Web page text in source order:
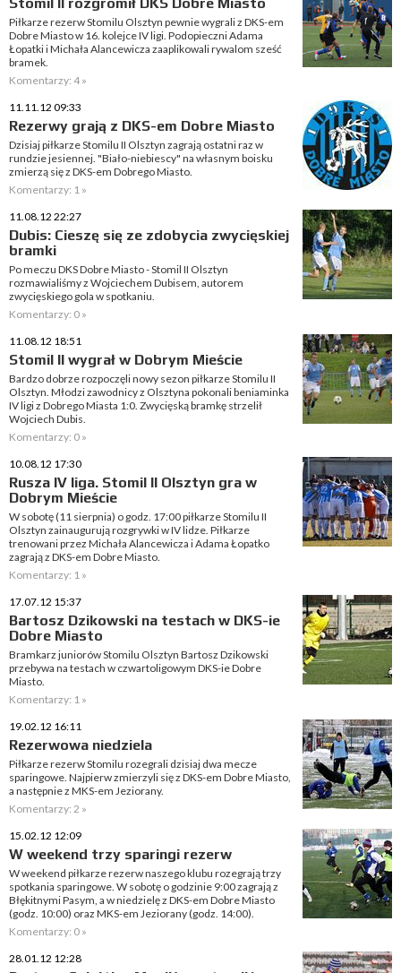
Piłkarze rezerw Stomilu Olsztyn pewnie wygrali z DKS-em
Dobre Miasto w 16. kolejce IV ligi. Podopieczni Adama
Łopatki i Michała Alancewicza zaaplikowali rywalom sześć
bramek.
Komentarzy: 4 »
11.11.12 09:33
Rezerwy grają z DKS-em Dobre Miasto
Dzisiaj piłkarze Stomilu II Olsztyn zagrają ostatni raz w
rundzie jesiennej. "Biało-niebiescy" na własnym boisku
zmierzą się z DKS-em Dobrego Miasto.
Komentarzy: 1 »
11.08.12 22:27
Dubis: Cieszę się ze zdobycia zwycięskiej
bramki
Po meczu DKS Dobre Miasto - Stomil II Olsztyn
rozmawialiśmy z Wojciechem Dubisem, autorem
zwycięskiego gola w spotkaniu.
Komentarzy: 0 »
11.08.12 18:51
Stomil II wygrał w Dobrym Mieście
Bardzo dobrze rozpoczęli nowy sezon piłkarze Stomilu II
Olsztyn. Młodzi zawodnicy z Olsztyna pokonali beniaminka
IV ligi z Dobrego Miasta 1:0. Zwycięską bramkę strzelił
Wojciech Dubis.
Komentarzy: 0 »
10.08.12 17:30
Rusza IV liga. Stomil II Olsztyn gra w
Dobrym Mieście
W sobotę (11 sierpnia) o godz. 17:00 piłkarze Stomilu II
Olsztyn zainaugurują rozgrywki w IV lidze. Piłkarze
trenowani przez Michała Alancewicza i Adama Łopatko
zagrają z DKS-em Dobre Miasto.
Komentarzy: 1 »
17.07.12 15:37
Bartosz Dzikowski na testach w DKS-ie
Dobre Miasto
Bramkarz juniorów Stomilu Olsztyn Bartosz Dzikowski
przebywa na testach w czwartoligowym DKS-ie Dobre
Miasto.
Komentarzy: 1 »
19.02.12 16:11
Rezerwowa niedziela
Piłkarze rezerw Stomilu rozegrali dzisiaj dwa mecze
sparingowe. Najpierw zmierzyli się z DKS-em Dobre Miasto,
a następnie z MKS-em Jeziorany.
Komentarzy: 2 »
15.02.12 12:09
W weekend trzy sparingi rezerw
W weekend piłkarze rezerw naszego klubu rozegrają trzy
spotkania sparingowe. W sobotę o godzinie 9:00 zagrają z
Błękitnymi Pasym, a w niedzielę z DKS-em Dobre Miasto
(godz. 10:00) oraz MKS-em Jeziorany (godz. 14:00).
Komentarzy: 0 »
28.01.12 12:28